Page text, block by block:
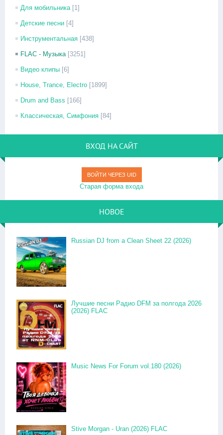
Для мобильника [1]
Детские песни [4]
Инструментальная [438]
FLAC - Музыка [3251]
Видео клипы [6]
House, Trance, Electro [1899]
Drum and Bass [166]
Классическая, Симфония [84]
ВХОД НА САЙТ
ВОЙТИ ЧЕРЕЗ UID
Старая форма входа
НОВОЕ
Russian DJ from a Clean Sheet 22 (2026)
Лучшие песни Радио DFM за полгода 2026
(2026) FLAC
Music News For Forum vol.180 (2026)
Stive Morgan - Uran (2026) FLAC